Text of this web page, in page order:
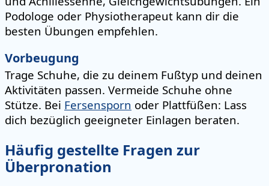
Podologe oder Physiotherapeut kann dir die
besten Übungen empfehlen.
Vorbeugung
Trage Schuhe, die zu deinem Fußtyp und deinen
Aktivitäten passen. Vermeide Schuhe ohne
Stütze. Bei Fersensporn oder Plattfüßen: Lass
dich bezüglich geeigneter Einlagen beraten.
Häufig gestellte Fragen zur
Überpronation